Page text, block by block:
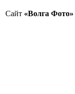
Сайт «Волга Фото»